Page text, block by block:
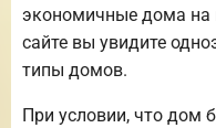
экономичные дома на
сайте вы увидите
типы домов.
При условии, что дом